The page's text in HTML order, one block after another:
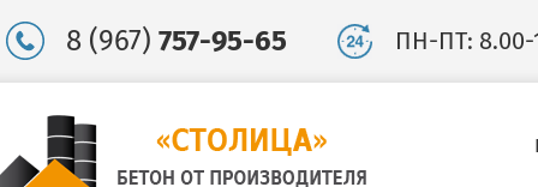
8 (967) 757-95-65 ПН-ПТ: 8.00-